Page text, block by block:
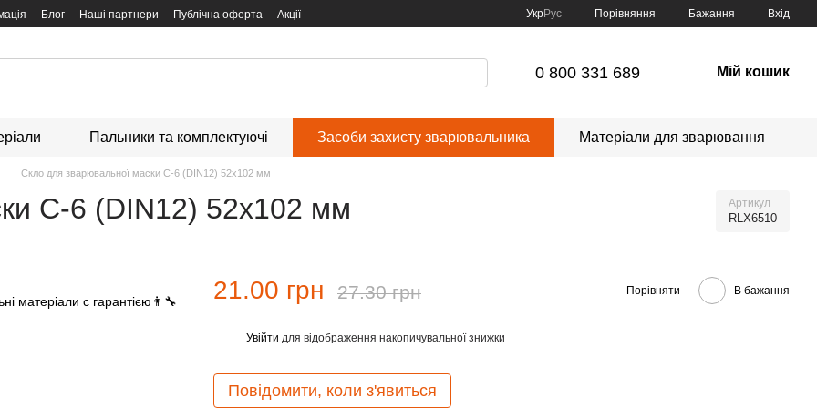
Блог Наші партнери Публічна оферта Акції УкрРус Порівняння Бажання Вхід
0 800 331 689 Мій кошик
Пальники та комплектуючі Засоби захисту зварювальника Матеріали для зварювання
Скло для зварювальної маски С-6 (DIN12) 52х102 мм
С-6 (DIN12) 52х102 мм Артикул
RLX6510
21.00 грн 27.30 грн Порівняти В бажання
Увійти для відображення накопичувальної знижки
Повідомити, коли з'явиться